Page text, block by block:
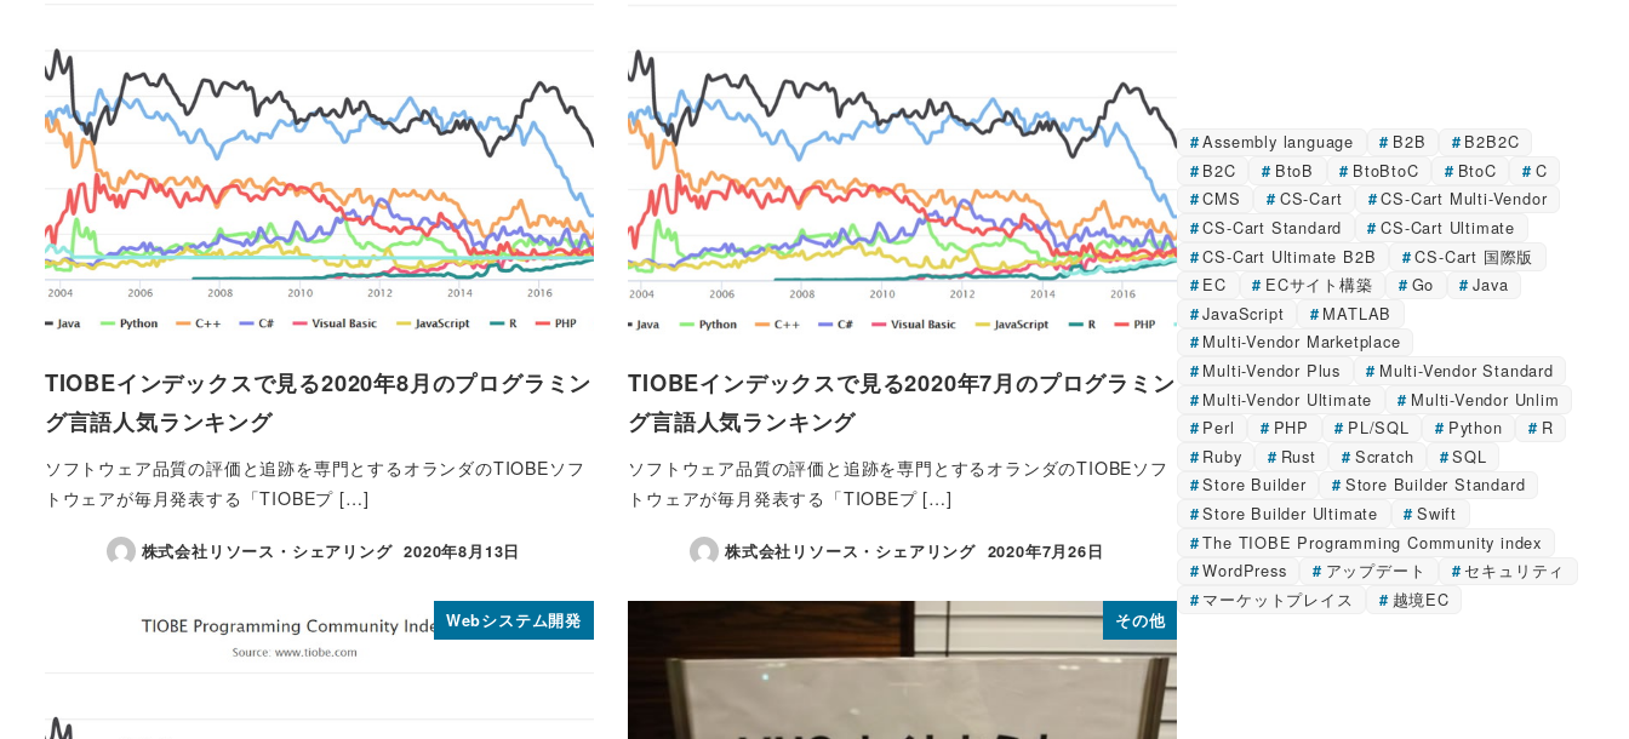
TIOBEインデックスで見る2020年8月のプログラミン
グ言語人気ランキング
ソフトウェア品質の評価と追跡を専門とするオランダのTIOBEソフ
トウェアが毎月発表する「TIOBEプ […]
株式会社リソース・シェアリング
投稿日
2020年8月13日
TIOBEインデックスで見る2020年7月のプログラミン
グ言語人気ランキング
ソフトウェア品質の評価と追跡を専門とするオランダのTIOBEソフ
トウェアが毎月発表する「TIOBEプ […]
株式会社リソース・シェアリング
投稿日
2020年7月26日
Webシステム開発 その他
Assembly language B2B
B2B2C
B2C
BtoB BtoBtoC BtoC
C
CMS
CS-Cart
CS-Cart Multi-Vendor
CS-Cart Standard
CS-Cart Ultimate
CS-Cart Ultimate B2B
CS-Cart 国際版
EC
ECサイト構築 Go
Java
JavaScript
MATLAB
Multi-Vendor Marketplace
Multi-Vendor Plus
Multi-Vendor Standard
Multi-Vendor Ultimate
Multi-Vendor Unlim
Perl
PHP PL/SQL Python
R
Ruby
Rust Scratch
SQL
Store Builder
Store Builder Standard
Store Builder Ultimate
Swift
The TIOBE Programming Community index
WordPress
アップデート
セキュリティ
マーケットプレイス
越境EC